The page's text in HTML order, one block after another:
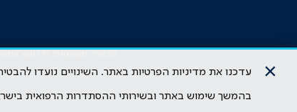
× עדכנו את מדיניות הפרטיות באתר. השינויים נועדו
בהמשך שימוש באתר ובשירותי ההסתדרות הרפואית